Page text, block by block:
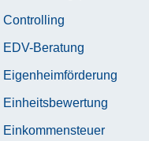
Controlling
EDV-Beratung
Eigenheimförderung
Einheitsbewertung
Einkommensteuer